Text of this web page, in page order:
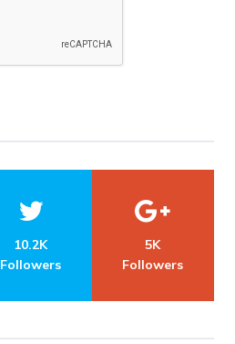
10.2K
Followers
5K
Followers